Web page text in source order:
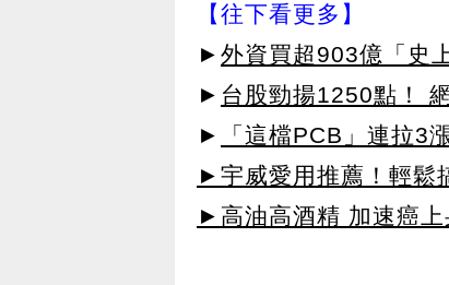
【往下看更多】
► 外資買超903億「史
► 台股勁揚1250點！
►
「這檔PCB」連拉3
►宇威愛用推薦！輕鬆
►高油高酒精 加速癌上